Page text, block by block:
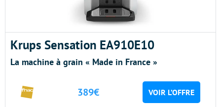
Krups Sensation EA910E10
La machine à grain « Made in France »
389€ VOIR L’OFFRE